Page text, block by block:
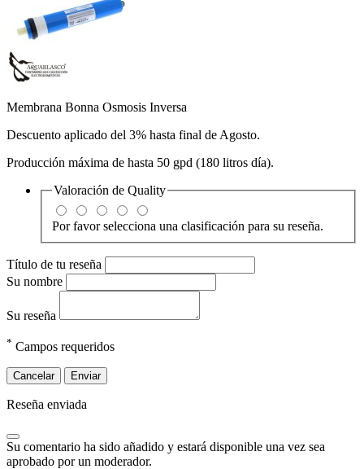
Membrana Bonna Osmosis Inversa
Descuento aplicado del 3% hasta final de Agosto.
Producción máxima de hasta 50 gpd (180 litros día).
Valoración de Quality
Por favor selecciona una clasificación para su reseña.
Título de tu reseña
Su nombre
Su reseña
* Campos requeridos
Cancelar Enviar
Reseña enviada
Su comentario ha sido añadido y estará disponible una vez sea
aprobado por un moderador.